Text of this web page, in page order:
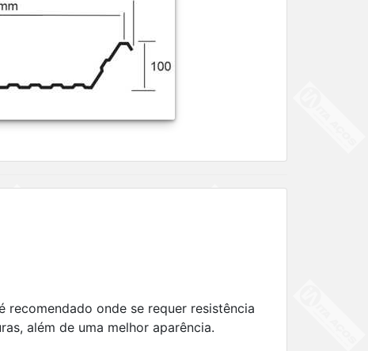
onde se requer resistência
além de uma melhor aparência.